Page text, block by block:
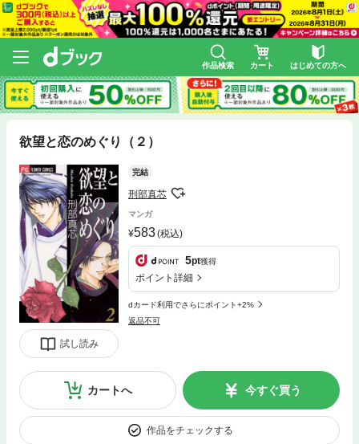
作品検索 カート はじめての方へ
欲望と恋のめぐり（２）
試し読み
完結
刑部真芯
マンガ
583(税込)
5pt獲得
ポイント詳細
dカード利用でさらにポイント+2%
返品不可
カートへ 今すぐ買う
作品をチェックする